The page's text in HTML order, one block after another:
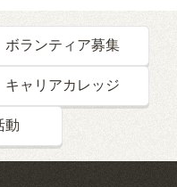
ボランティア募集
キャリアカレッジ
動